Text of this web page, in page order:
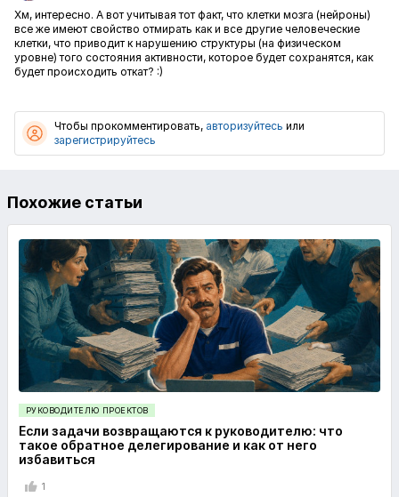
Хм, интересно. А вот учитывая тот факт, что клетки мозга (нейроны)
все же имеют свойство отмирать как и все другие человеческие
клетки, что приводит к нарушению структуры (на физическом
уровне) того состояния активности, которое будет сохранятся, как
будет происходить откат? :)
Чтобы прокомментировать, авторизуйтесь или
зарегистрируйтесь
Похожие статьи
РУКОВОДИТЕЛЮ ПРОЕКТОВ
Если задачи возвращаются к руководителю: что
такое обратное делегирование и как от него
избавиться
1